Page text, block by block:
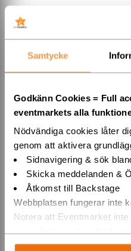
Samtycke
Godkänn Cookies = Full
eventmarkets alla
Nödvändiga cookies låter
genom att aktivera
Sidnavigering & sök
Skicka meddelanden &
Åtkomst till Backstage
Webbplatsen fungerar inte
Notera att Eventmarket
som placeras ut av
Varmt välkommen till
Show
MAGNUS
Sverige
2 oktober
2026
Köp
Köp biljetter hos
SE MIG BARA FÖR
oktober till